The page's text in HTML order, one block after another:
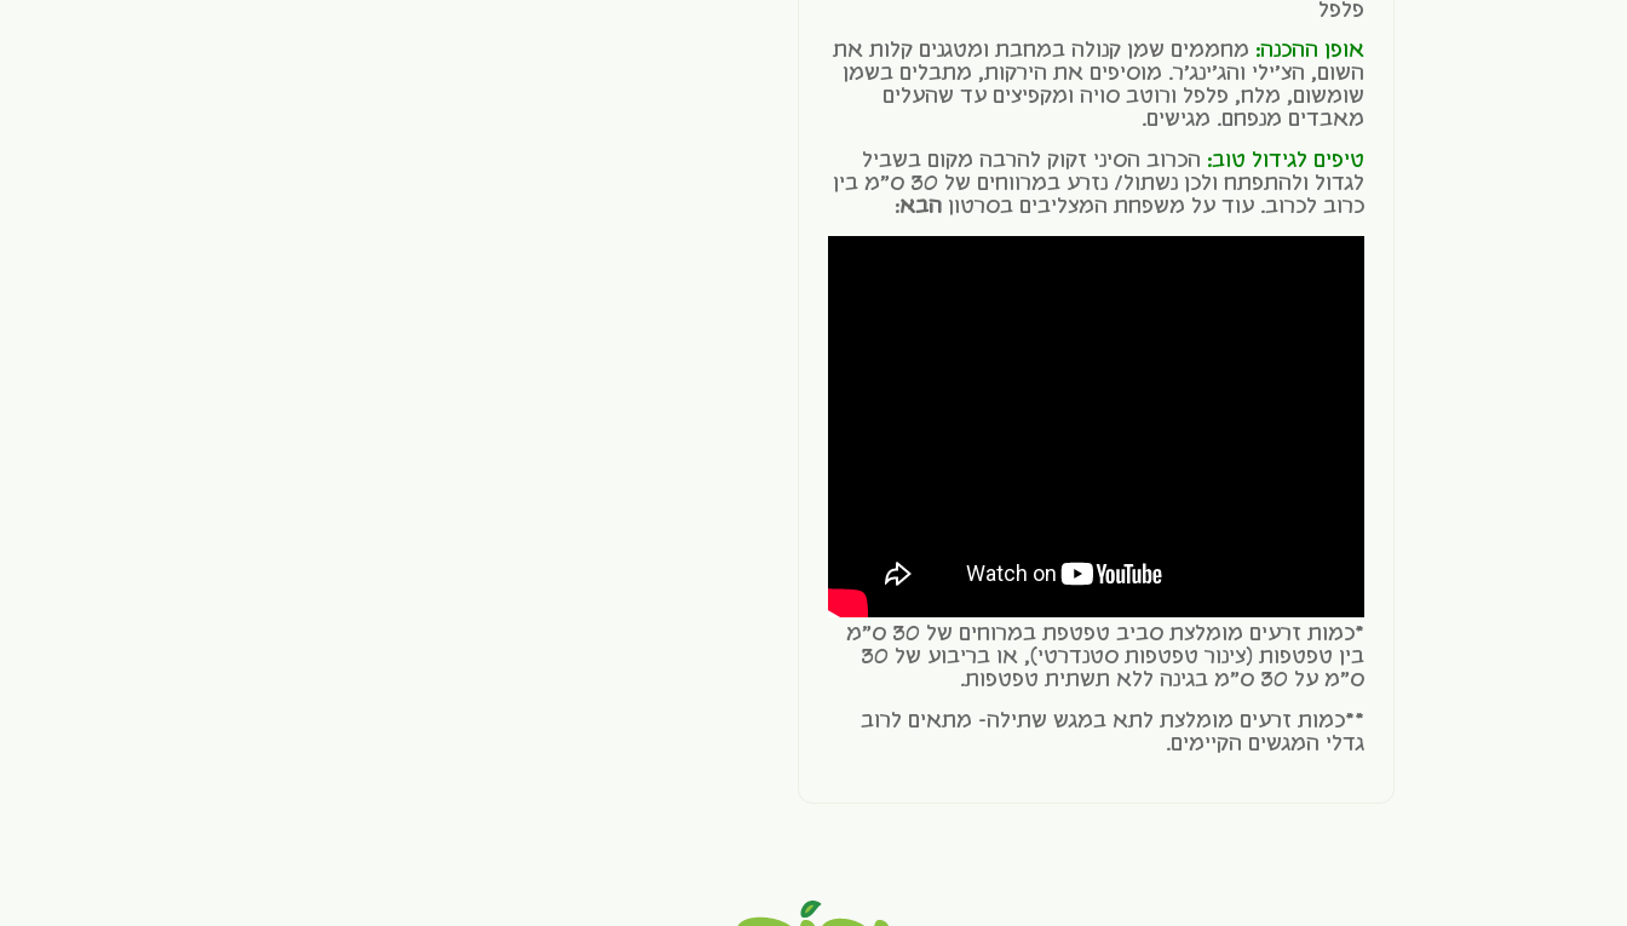
פלפל
אופן ההכנה: מחממים שמן קנולה במחבת ומטגנים קלות את
השום, הצ'ילי והג'ינג'ר. מוסיפים את הירקות, מתבלים בשמן
שומשום, מלח, פלפל ורוטב סויה ומקפיצים עד שהעלים
מאבדים מנפחם. מגישים.
טיפים לגידול טוב: הכרוב הסיני זקוק להרבה מקום בשביל
לגדול ולהתפתח ולכן נשתול/ נזרע במרווחים של 30 ס"מ בין
כרוב לכרוב. עוד על משפחת המצליבים בסרטון הבא:
*כמות זרעים מומלצת סביב טפטפת במרוחים של 30 ס"מ
בין טפטפות (צינור טפטפות סטנדרטי), או בריבוע של 30
ס"מ על 30 ס"מ בגינה ללא תשתית טפטפות.
**כמות זרעים מומלצת לתא במגש שתילה- מתאים לרוב
גדלי המגשים הקיימים.